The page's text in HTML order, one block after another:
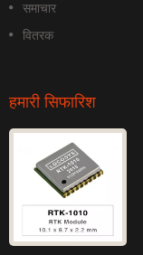
समाचार
वितरक
हमारी सिफारिश